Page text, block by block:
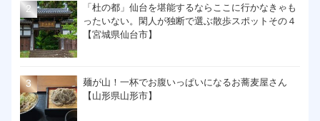
「杜の都」仙台を堪能するならここに行かなきゃも
ったいない。閑人が独断で選ぶ散歩スポットその４
【宮城県仙台市】
麺が山！一杯でお腹いっぱいになるお蕎麦屋さん
【山形県山形市】